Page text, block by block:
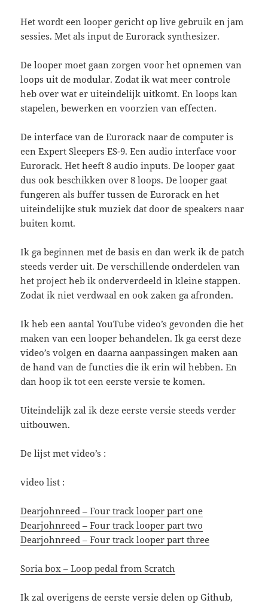
Het wordt een looper gericht op live gebruik en jam
sessies. Met als input de Eurorack synthesizer.
De looper moet gaan zorgen voor het opnemen van
loops uit de modular. Zodat ik wat meer controle
heb over wat er uiteindelijk uitkomt. En loops kan
stapelen, bewerken en voorzien van effecten.
De interface van de Eurorack naar de computer is
een Expert Sleepers ES-9. Een audio interface voor
Eurorack. Het heeft 8 audio inputs. De looper gaat
dus ook beschikken over 8 loops. De looper gaat
fungeren als buffer tussen de Eurorack en het
uiteindelijke stuk muziek dat door de speakers naar
buiten komt.
Ik ga beginnen met de basis en dan werk ik de patch
steeds verder uit. De verschillende onderdelen van
het project heb ik onderverdeeld in kleine stappen.
Zodat ik niet verdwaal en ook zaken ga afronden.
Ik heb een aantal YouTube video’s gevonden die het
maken van een looper behandelen. Ik ga eerst deze
video’s volgen en daarna aanpassingen maken aan
de hand van de functies die ik erin wil hebben. En
dan hoop ik tot een eerste versie te komen.
Uiteindelijk zal ik deze eerste versie steeds verder
uitbouwen.
De lijst met video’s :
video list :
Dearjohnreed – Four track looper part one
Dearjohnreed – Four track looper part two
Dearjohnreed – Four track looper part three
Soria box – Loop pedal from Scratch
Ik zal overigens de eerste versie delen op Github,